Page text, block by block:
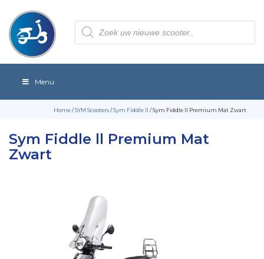
Producten
zoeken
Menu
Home/SYM Scooters/Sym Fiddle II / Sym Fiddle ll Premium Mat Zwart
Sym Fiddle ll Premium Mat
Zwart